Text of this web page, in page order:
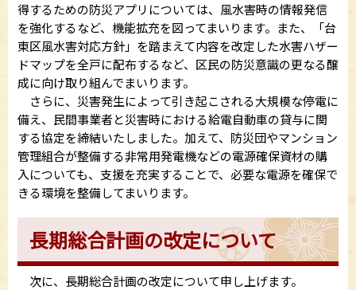
得するための防災アプリについては、風水害時の情報発信
を強化するなど、機能拡充を図ってまいります。また、「台
東区風水害対応方針」を踏まえて内容を改定した水害ハザー
ドマップを全戸に配布するなど、区民の防災意識の更なる醸
成に向け取り組んでまいります。
さらに、災害発生によって引き起こされる大規模な停電に
備え、民間事業者と災害時における給電自動車の貸与に関
する協定を締結いたしました。加えて、防災団やマンション
管理組合が整備する非常用発電機などの電源確保資材の購
入についても、支援を充実することで、必要な電源を確保で
きる環境を整備してまいります。
長期総合計画の改定について
次に、長期総合計画の改定について申し上げます。